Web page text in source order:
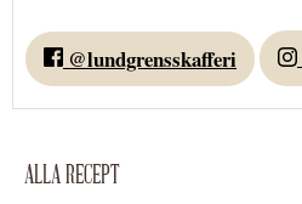
@lundgrensskafferi
ALLA RECEPT